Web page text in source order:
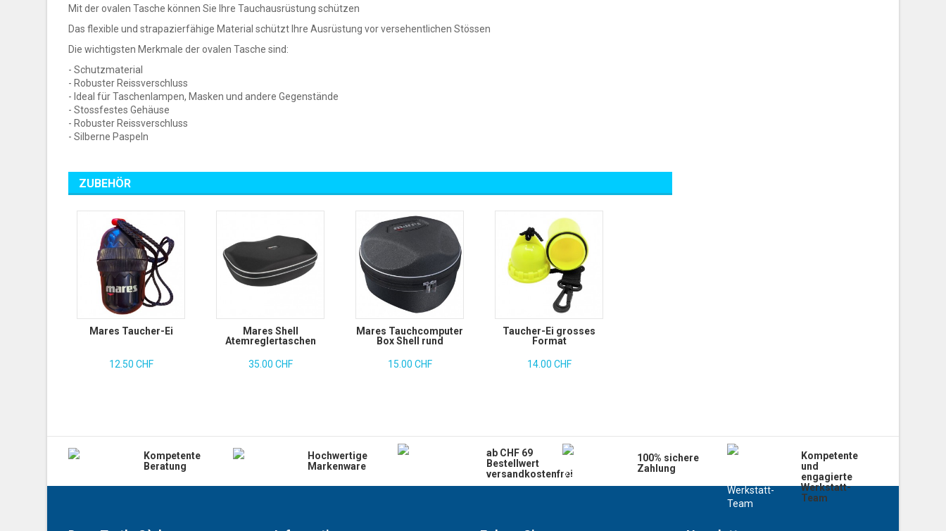
Mit der ovalen Tasche können Sie Ihre Tauchausrüstung schützen
Das flexible und strapazierfähige Material schützt Ihre Ausrüstung vor versehentlichen Stössen
Die wichtigsten Merkmale der ovalen Tasche sind:
- Schutzmaterial
- Robuster Reissverschluss
- Ideal für Taschenlampen, Masken und andere Gegenstände
- Stossfestes Gehäuse
- Robuster Reissverschluss
- Silberne Paspeln
ZUBEHÖR
Mares Taucher-Ei
12.50 CHF
Mares Shell
Atemreglertaschen
35.00 CHF
Mares Tauchcomputer
Box Shell rund
15.00 CHF
Taucher-Ei grosses
Format
14.00 CHF
Kompetente
Beratung
Hochwertige
Markenware
ab CHF 69
Bestellwert
versandkostenfrei
100% sichere
Zahlung
Kompetente
und
engagierte
Werkstatt-
Team